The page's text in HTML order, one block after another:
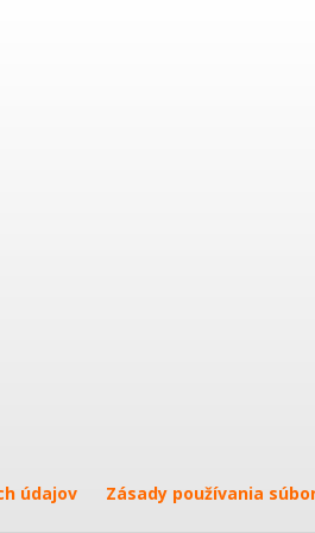
údajov Zásady používania